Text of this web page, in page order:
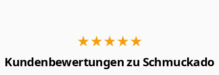
★★★★★
Kundenbewertungen zu Schmuckado